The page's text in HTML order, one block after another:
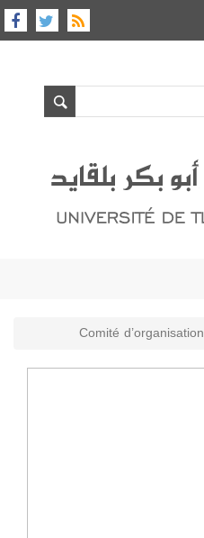
Comité d’organisation